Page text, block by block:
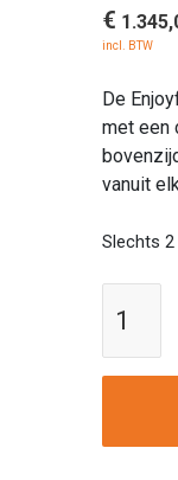
€
incl. BTW
De
met een
vanuit
Slechts
|